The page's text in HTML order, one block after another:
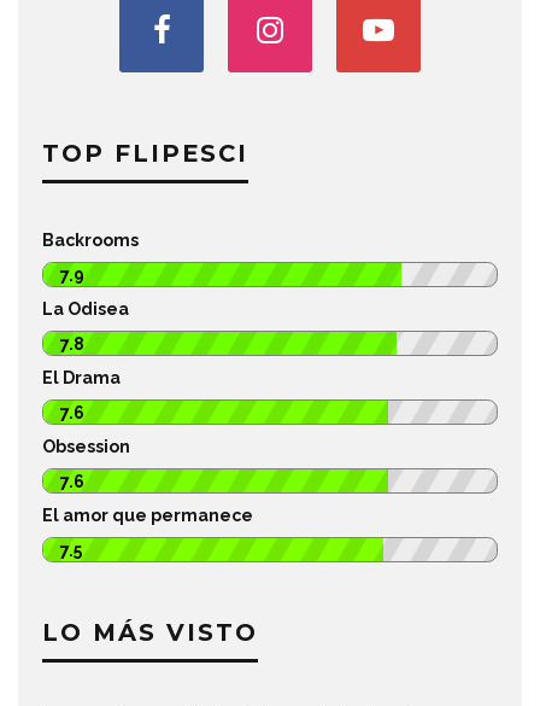
TOP FLIPESCI
Backrooms
7.9
La Odisea
7.8
El Drama
7.6
Obsession
7.6
El amor que permanece
7.5
LO MÁS VISTO